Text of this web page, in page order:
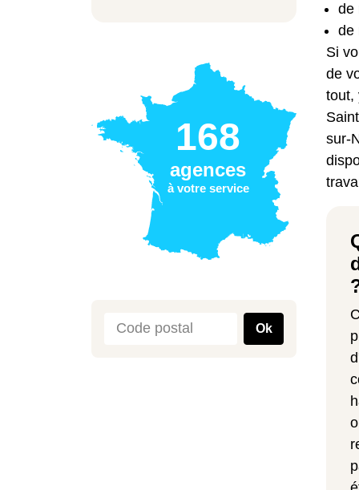
168
agences
à votre service
Ok
de
de
Si
de
tout,
sur-